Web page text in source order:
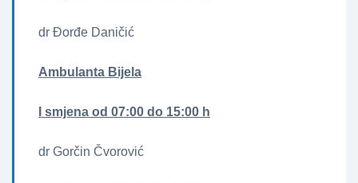
dr Đorđe Daničić
Ambulanta Bijela
I smjena od 07:00 do 15:00 h
dr Gorčin Čvorović